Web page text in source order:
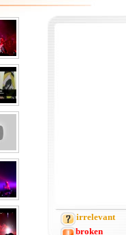
irrelevant
broken